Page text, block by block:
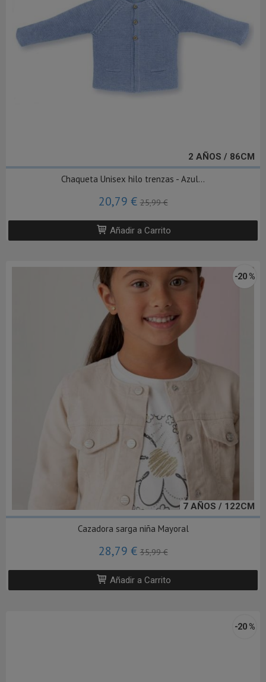
2 AÑOS / 86CM
Chaqueta Unisex hilo trenzas - Azul...
20,79 €25,99 €
Añadir a Carrito
7 AÑOS / 122CM
-20 %
Cazadora sarga niña Mayoral
28,79 €35,99 €
Añadir a Carrito
-20 %